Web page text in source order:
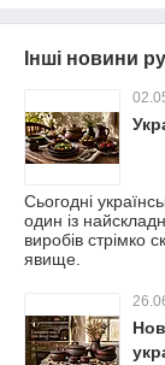
Інші новини
Сьогодні
один із
виробів стрімко
явище.